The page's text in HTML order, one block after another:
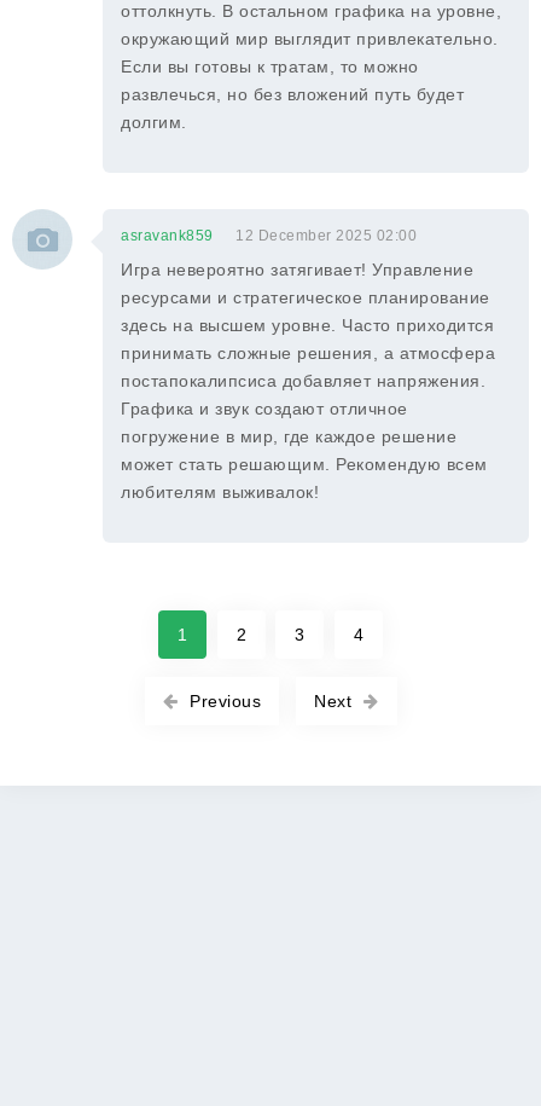
оттолкнуть. В остальном графика на уровне,
окружающий мир выглядит привлекательно.
Если вы готовы к тратам, то можно
развлечься, но без вложений путь будет
долгим.
asravank859 12 December 2025 02:00
Игра невероятно затягивает! Управление
ресурсами и стратегическое планирование
здесь на высшем уровне. Часто приходится
принимать сложные решения, а атмосфера
постапокалипсиса добавляет напряжения.
Графика и звук создают отличное
погружение в мир, где каждое решение
может стать решающим. Рекомендую всем
любителям выживалок!
Previous
1 2 3 4
Next